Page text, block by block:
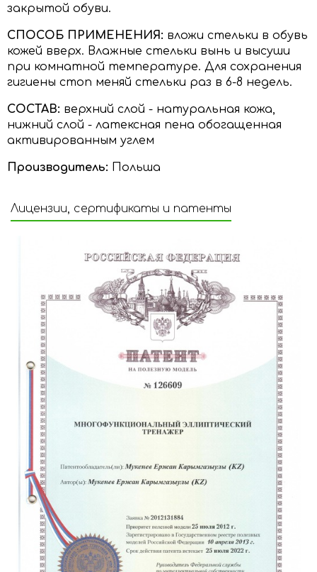
закрытой обуви.
СПОСОБ ПРИМЕНЕНИЯ: вложи стельки в обувь
кожей вверх. Влажные стельки вынь и высуши
при комнатной температуре. Для сохранения
гигиены стоп меняй стельки раз в 6-8 недель.
СОСТАВ: верхний слой - натуральная кожа,
нижний слой - латексная пена обогащенная
активированным углем
Производитель: Польша
Лицензии, сертификаты и патенты